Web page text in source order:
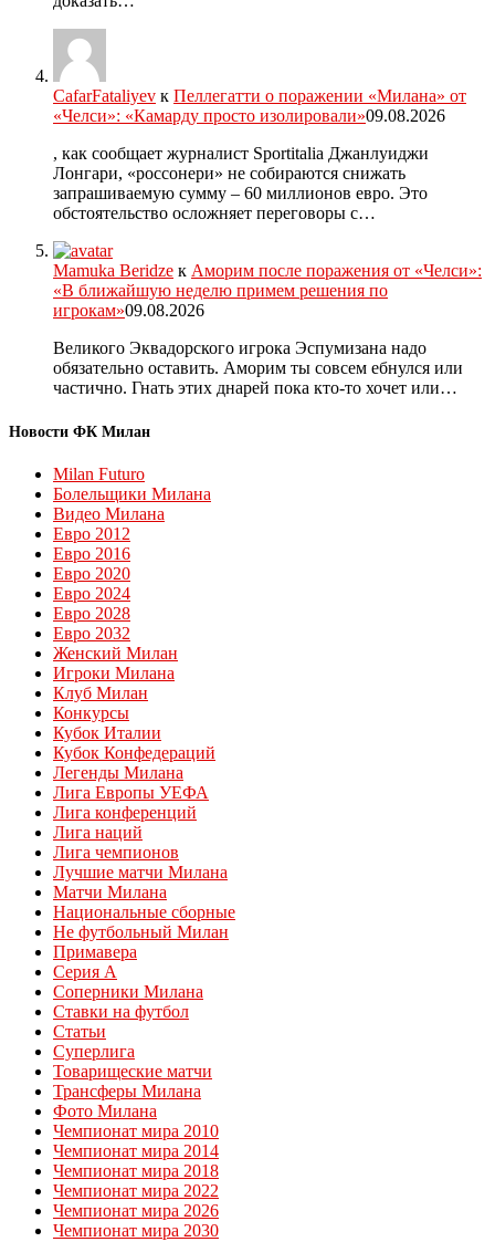
CafarFataliyev к Пеллегатти о поражении «Милана» от
«Челси»: «Камарду просто изолировали»09.08.2026
, как сообщает журналист Sportitalia Джанлуиджи
Лонгари, «россонери» не собираются снижать
запрашиваемую сумму – 60 миллионов евро. Это
обстоятельство осложняет переговоры с…
Mamuka Beridze к Аморим после поражения от «Челси»:
«В ближайшую неделю примем решения по
игрокам»09.08.2026
Великого Эквадорского игрока Эспумизана надо
обязательно оставить. Аморим ты совсем ебнулся или
частично. Гнать этих днарей пока кто-то хочет или…
Новости ФК Милан
Milan Futuro
Болельщики Милана
Видео Милана
Евро 2012
Евро 2016
Евро 2020
Евро 2024
Евро 2028
Евро 2032
Женский Милан
Игроки Милана
Клуб Милан
Конкурсы
Кубок Италии
Кубок Конфедераций
Легенды Милана
Лига Европы УЕФА
Лига конференций
Лига наций
Лига чемпионов
Лучшие матчи Милана
Матчи Милана
Национальные сборные
Не футбольный Милан
Примавера
Серия А
Соперники Милана
Ставки на футбол
Статьи
Суперлига
Товарищеские матчи
Трансферы Милана
Фото Милана
Чемпионат мира 2010
Чемпионат мира 2014
Чемпионат мира 2018
Чемпионат мира 2022
Чемпионат мира 2026
Чемпионат мира 2030